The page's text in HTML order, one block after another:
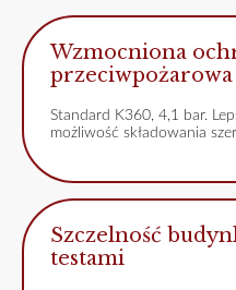
Wzmocniona
przeciwpożarowa
Standard K360, 4,1 bar.
możliwość składowania
Szczelność
testami